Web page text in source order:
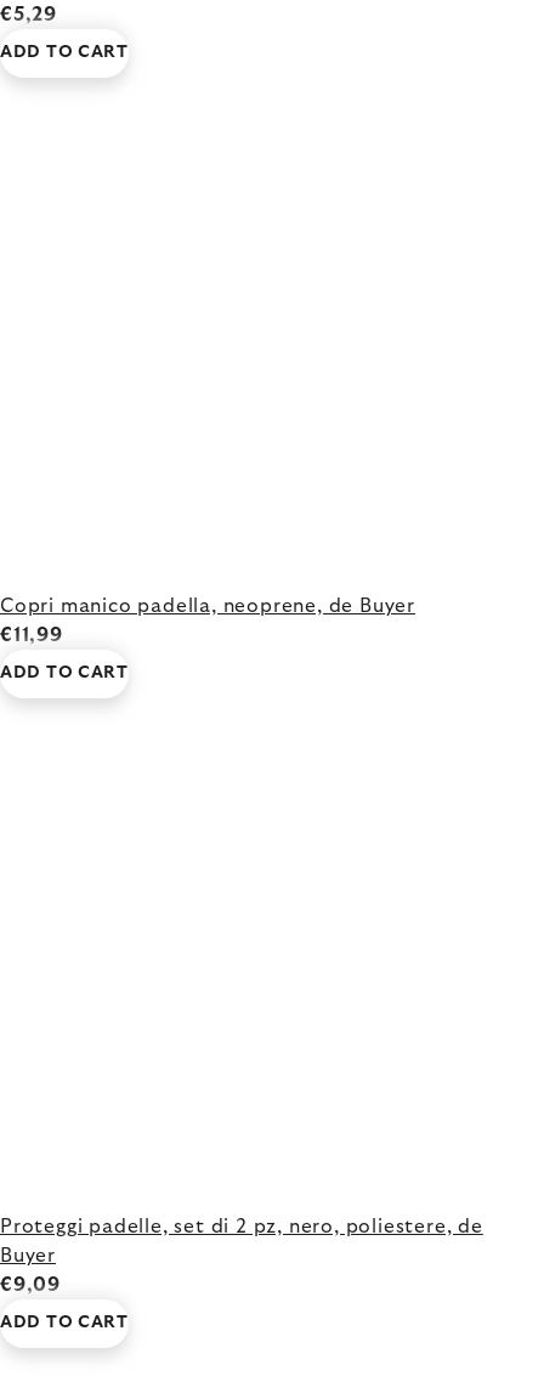
€5,29
ADD TO CART
Copri manico padella, neoprene, de Buyer
€11,99
ADD TO CART
Proteggi padelle, set di 2 pz, nero, poliestere, de
Buyer
€9,09
ADD TO CART